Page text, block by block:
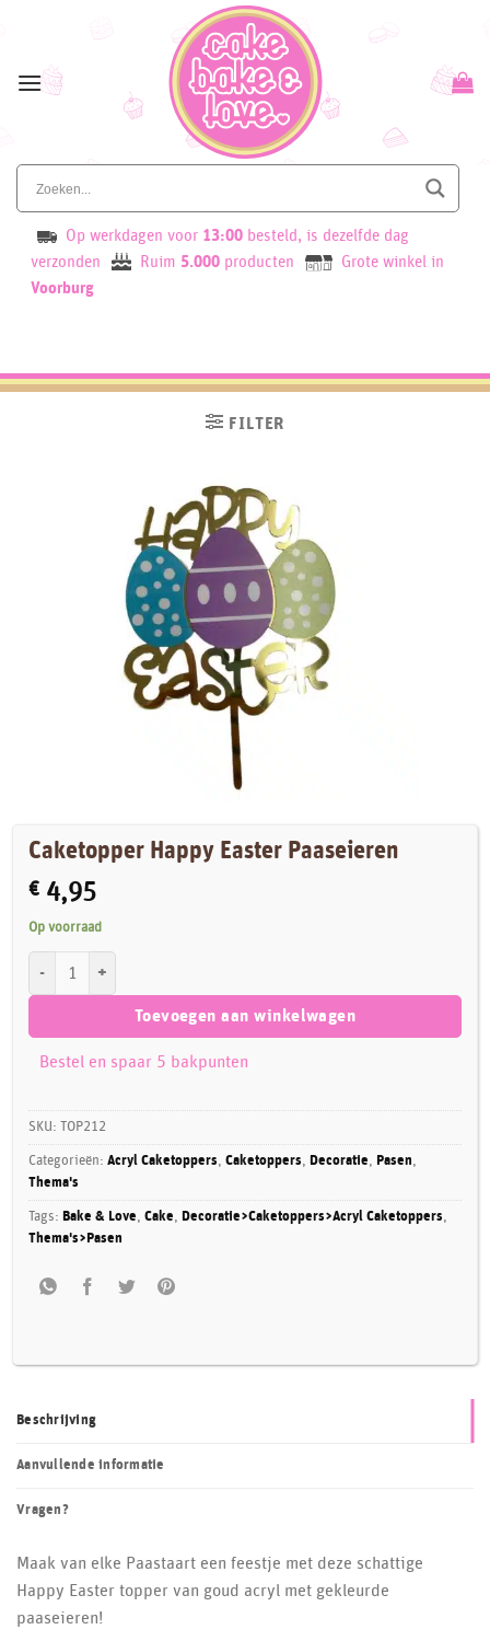
content
Op werkdagen voor 13:00 besteld, is dezelfde dag
verzonden
Ruim 5.000 producten
Grote winkel in
Voorburg
FILTER
Caketopper Happy Easter Paaseieren
€ 4,95
Op voorraad
Toevoegen aan winkelwagen
Bestel en spaar 5 bakpunten
SKU:TOP212
Categorieën:Acryl Caketoppers,Caketoppers, Decoratie, Pasen,
Thema's
Tags: Bake & Love,Cake, Decoratie>Caketoppers>Acryl Caketoppers,
Thema's>Pasen
Beschrijving
Aanvullende informatie
Vragen?
Maak van elke Paastaart een feestje met deze schattige
Happy Easter topper van goud acryl met gekleurde
paaseieren!